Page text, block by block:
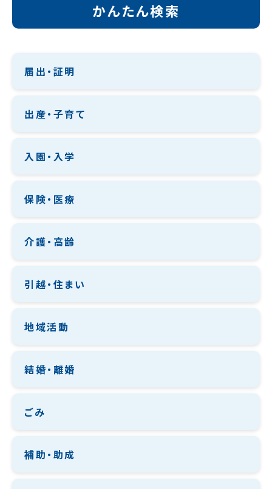
かんたん検索
届出・証明
出産・子育て
入園・入学
保険・医療
介護・高齢
引越・住まい
地域活動
結婚・離婚
ごみ
補助・助成